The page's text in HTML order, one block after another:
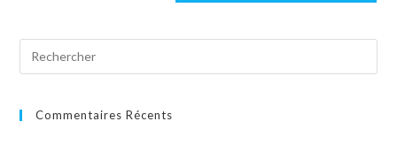
Commentaires Récents